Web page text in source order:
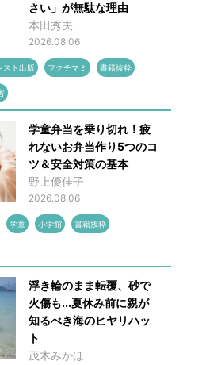
さい」が無駄な理由
本田秀夫
2026.08.06
スト出版 フクチマミ 書籍抜粋
学童弁当を乗り切れ！疲
れないお弁当作り5つのコ
ツ＆安全対策の基本
野上優佳子
2026.08.06
学童 小学館 書籍抜粋
浮き輪のまま転覆、砂で
火傷も...夏休み前に親が
知るべき海のヒヤリハッ
ト
茂木みかほ